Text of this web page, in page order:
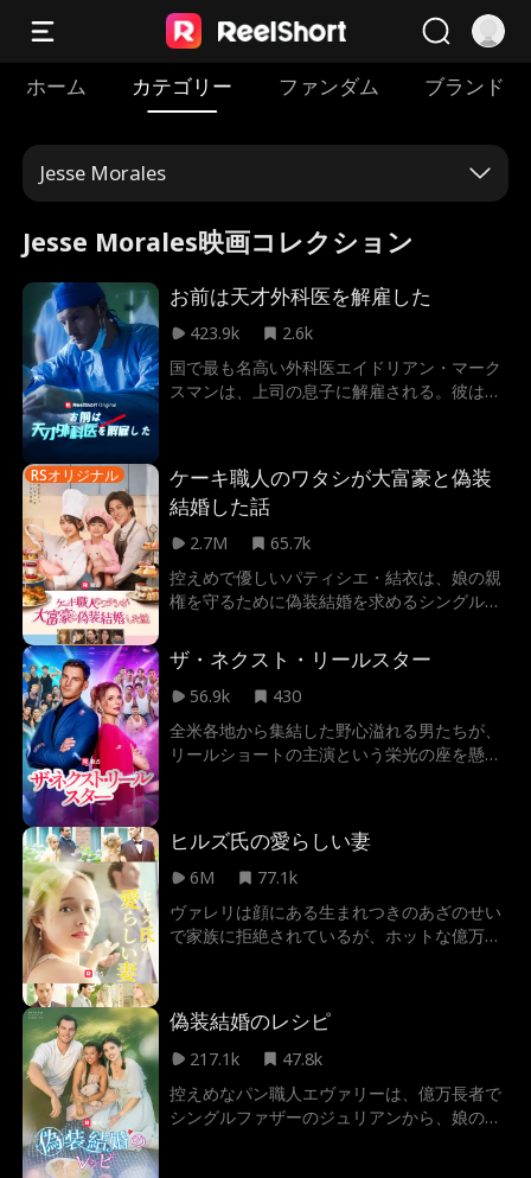
ホーム カテゴリー ファンダム ブランド
Jesse Morales
Jesse Morales映画コレクション
お前は天才外科医を解雇した
423.9k
2.6k
国で最も名高い外科医エイドリアン・マーク
スマンは、上司の息子に解雇される。彼はラ
に追い込まれる。プレストンが優秀な医師を
切った代償に気づいた時には、もう遅かっ
た…
RSオリジナル
ケーキ職人のワタシが大富豪と偽装
結婚した話
2.7M
65.7k
控えめで優しいパティシエ・結衣は、娘の親
権を守るために偽装結婚を求めるシングルフ
ずが、いつしか本物の愛に――。しかし、嫉
妬に燃えるライバル、ストーカー化した結衣
の元婚約者、そしてあの手この手で壊そうと
する淳一の元妻が立ちはだかる！
ザ・ネクスト・リールスター
56.9k
430
全米各地から集結した野心溢れる男たちが、
リールショートの主演という栄光の座を懸け
く。次々と課される過酷なミッション。業界
の重鎮たちを唸らせ、生き残るのは誰か？そ
イナルで勝者を決める権利は、画面の前のあ
なたに委ねられる。最後に笑うのは、才能
ヒルズ氏の愛らしい妻
6M
77.1k
ヴァレリは顔にある生まれつきのあざのせい
で家族に拒絶されているが、ホットな億万長
出来事で、彼女を車で誤ってひいてしまい、
記憶喪失にさせてしまう。彼女が誰なのか気
だが、自分が探していた相手が彼女だとは知
らない。
偽装結婚のレシピ
217.1k
47.8k
控えめなパン職人エヴァリーは、億万長者で
シングルファザーのジュリアンから、娘の親